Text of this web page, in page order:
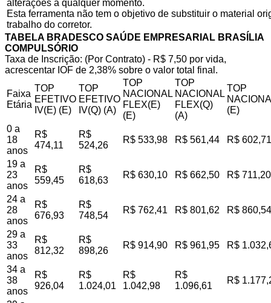
alterações a qualquer momento.
Esta ferramenta não tem o objetivo de substituir o material
trabalho do corretor.
TABELA BRADESCO SAÚDE EMPRESARIAL BRASÍLIA
COMPULSÓRIO
Taxa de Inscrição: (Por Contrato) - R$ 7,50 por vida,
acrescentar IOF de 2,38% sobre o valor total final.
Faixa
Etária
TOP
EFETIVO
IV(E) (E)
TOP
EFETIVO
IV(Q) (A)
TOP
NACIONAL
FLEX(E)
(E)
TOP
NACIONAL
FLEX(Q)
(A)
TOP
(E)
0 a
18
anos
R$
474,11
R$
524,26
R$ 533,98 R$ 561,44 R$ 602,71
19 a
23
anos
R$
559,45
R$
618,63
R$ 630,10 R$ 662,50 R$ 711,20
24 a
28
anos
R$
676,93
R$
748,54
R$ 762,41 R$ 801,62 R$ 860,54
29 a
33
anos
R$
812,32
R$
898,26
R$ 914,90 R$ 961,95 R$
34 a
38
anos
R$
926,04
R$
1.024,01
R$
1.042,98
R$
1.096,61
R$